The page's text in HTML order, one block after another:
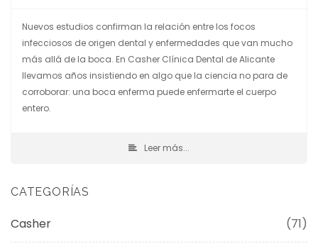
Nuevos estudios confirman la relación entre los focos
infecciosos de origen dental y enfermedades que van mucho
más allá de la boca. En Casher Clínica Dental de Alicante
llevamos años insistiendo en algo que la ciencia no para de
corroborar: una boca enferma puede enfermarte el cuerpo
entero.
Leer más...
CATEGORÍAS
Casher (71)